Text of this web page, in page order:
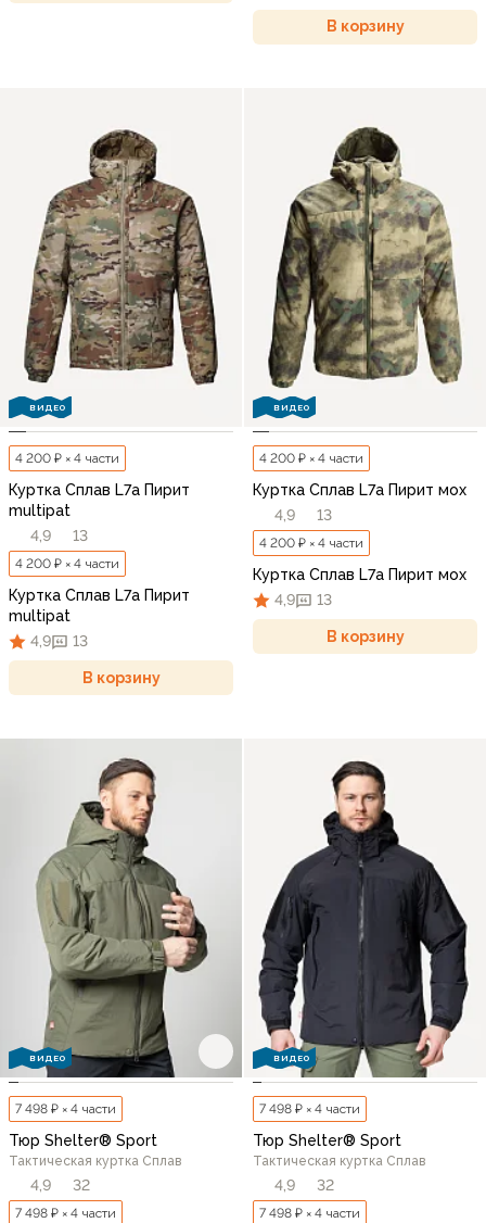
В корзину
ВИДЕО
4 200 ₽ × 4 части
Куртка Сплав L7a Пирит
multipat
4,9
13
4 200 ₽ × 4 части
Куртка Сплав L7a Пирит
multipat
4,9
13
В корзину
ВИДЕО
4 200 ₽ × 4 части
Куртка Сплав L7a Пирит мох
4,9
13
4 200 ₽ × 4 части
Куртка Сплав L7a Пирит мох
4,9
13
В корзину
ВИДЕО
7 498 ₽ × 4 части
Тюр Shelter® Sport
Тактическая куртка Сплав
4,9 32
7 498 ₽ × 4 части
ВИДЕО
7 498 ₽ × 4 части
Тюр Shelter® Sport
Тактическая куртка Сплав
4,9 32
7 498 ₽ × 4 части